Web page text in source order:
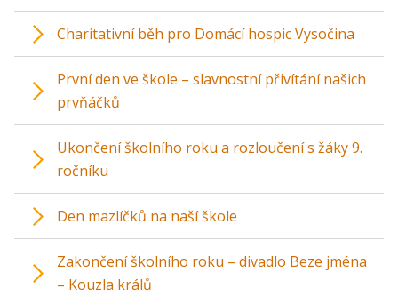
Charitativní běh pro Domácí hospic Vysočina
První den ve škole – slavnostní přivítání našich
prvňáčků
Ukončení školního roku a rozloučení s žáky 9.
ročníku
Den mazlíčků na naší škole
Zakončení školního roku – divadlo Beze jména
– Kouzla králů